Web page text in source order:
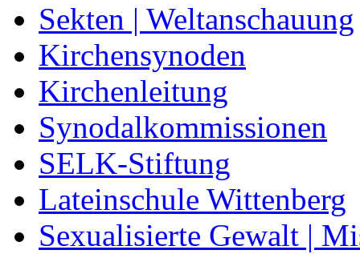
Sekten | Weltanschauung
Kirchensynoden
Kirchenleitung
Synodalkommissionen
SELK-Stiftung
Lateinschule Wittenberg
Sexualisierte Gewalt |